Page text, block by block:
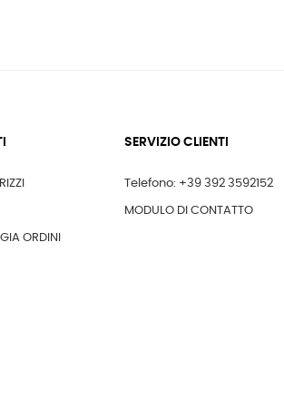
ORDINI
SERVIZIO CLIENTI
Telefono: +39 392 3592152
MODULO DI CONTATTO